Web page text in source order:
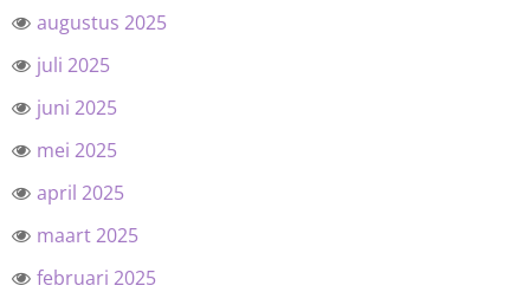
augustus 2025
juli 2025
juni 2025
mei 2025
april 2025
maart 2025
februari 2025